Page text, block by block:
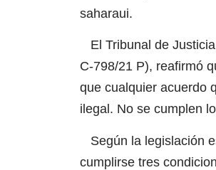
saharaui.
El Tribunal de
C-798/21 P), reafirmó
que cualquier acuerdo
ilegal. No se cumplen
Según la legislación
cumplirse tres